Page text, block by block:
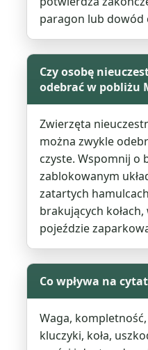
paragon lub dowód
Czy osobę
odebrać w pobliżu
Zwierzęta
można zwykle
czyste. Wspomnij o
zablokowanym
zatartych
brakujących
pojeździe
Co wpływa na
Waga,
kluczyki, koła,